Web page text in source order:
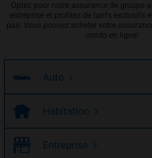
Optez pour notre assurance de groupe
entreprise et profitez de tarifs exclusifs
pair. Vous pouvez acheter votre
condo en ligne!
Auto
Habitation
Entreprise